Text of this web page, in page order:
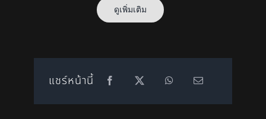
ดูเพิ่มเติม
แชร์หน้านี้